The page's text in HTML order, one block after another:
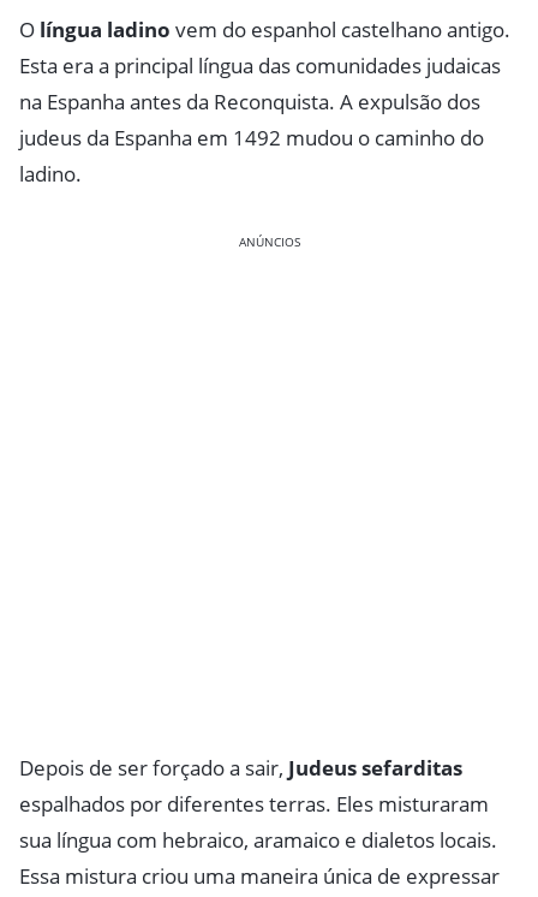
O língua ladino vem do espanhol castelhano antigo.
Esta era a principal língua das comunidades judaicas
na Espanha antes da Reconquista. A expulsão dos
judeus da Espanha em 1492 mudou o caminho do
ladino.
ANÚNCIOS
Depois de ser forçado a sair, Judeus sefarditas
espalhados por diferentes terras. Eles misturaram
sua língua com hebraico, aramaico e dialetos locais.
Essa mistura criou uma maneira única de expressar